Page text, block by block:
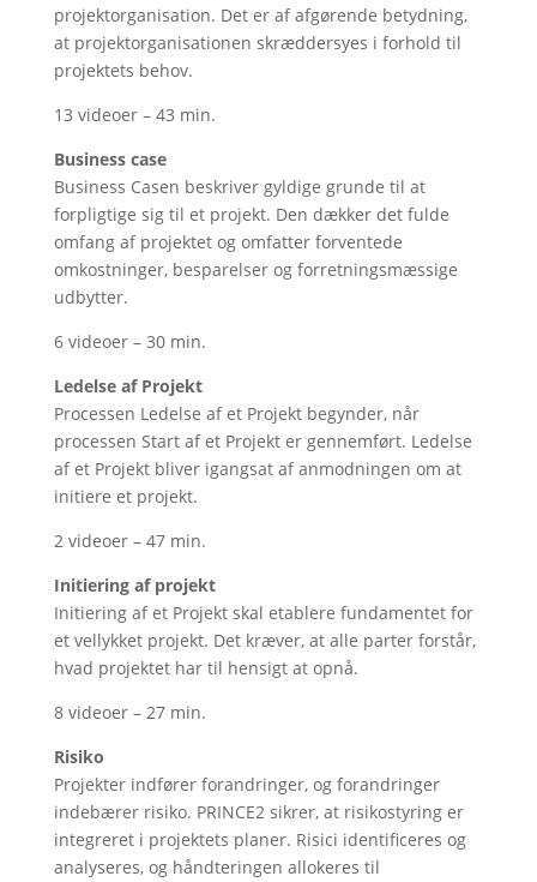
projektorganisation. Det er af afgørende betydning,
at projektorganisationen skræddersyes i forhold til
projektets behov.
13 videoer – 43 min.
Business case
Business Casen beskriver gyldige grunde til at
forpligtige sig til et projekt. Den dækker det fulde
omfang af projektet og omfatter forventede
omkostninger, besparelser og forretningsmæssige
udbytter.
6 videoer – 30 min.
Ledelse af Projekt
Processen Ledelse af et Projekt begynder, når
processen Start af et Projekt er gennemført. Ledelse
af et Projekt bliver igangsat af anmodningen om at
initiere et projekt.
2 videoer – 47 min.
Initiering af projekt
Initiering af et Projekt skal etablere fundamentet for
et vellykket projekt. Det kræver, at alle parter forstår,
hvad projektet har til hensigt at opnå.
8 videoer – 27 min.
Risiko
Projekter indfører forandringer, og forandringer
indebærer risiko. PRINCE2 sikrer, at risikostyring er
integreret i projektets planer. Risici identificeres og
analyseres, og håndteringen allokeres til